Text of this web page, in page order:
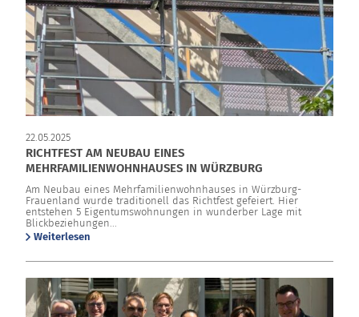
22.05.2025
RICHTFEST AM NEUBAU EINES
MEHRFAMILIENWOHNHAUSES IN WÜRZBURG
Am Neubau eines Mehrfamilienwohnhauses in Würzburg-
Frauenland wurde traditionell das Richtfest gefeiert. Hier
entstehen 5 Eigentumswohnungen in wunderber Lage mit
Blickbeziehungen...
Weiterlesen